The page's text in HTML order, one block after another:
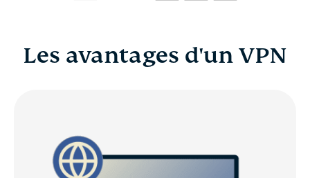
Les avantages d'un VPN